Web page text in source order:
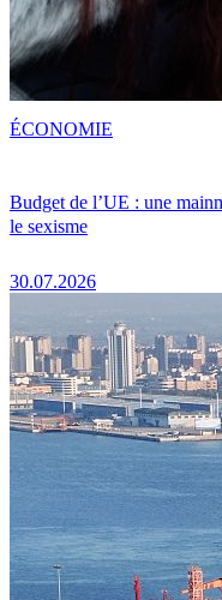
Budget de l’UE : une
le sexisme
30.07.2026
ÉCONOMIE